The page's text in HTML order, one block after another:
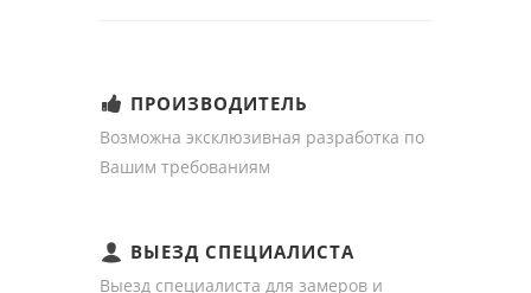
ПРОИЗВОДИТЕЛЬ
Возможна эксклюзивная разработка по
Вашим требованиям
ВЫЕЗД СПЕЦИАЛИСТА
Выезд специалиста для замеров и